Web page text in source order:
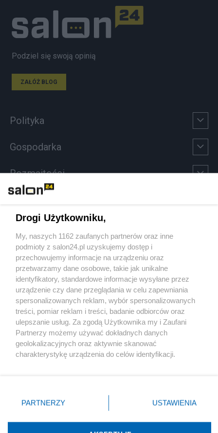
Podziel się swoją opinią
ZAŁÓŻ BLOG
Polityka
Gospodarka
Rozmaitości
Sport
Społeczeństwo
Kultura
X Facebook Instagram Youtube
Drogi Użytkowniku,
My, naszych 1162 zaufanych partnerów oraz inne
podmioty z salon24.pl uzyskujemy dostęp i
przechowujemy informacje na urządzeniu oraz
przetwarzamy dane osobowe, takie jak unikalne
identyfikatory, standardowe informacje wysyłane przez
urządzenie czy dane przeglądania w celu zapewniania
spersonalizowanych reklam, wybór spersonalizowanych
treści, pomiar reklam i treści, badanie odbiorców oraz
ulepszanie usług. Za zgodą Użytkownika my i Zaufani
Partnerzy możemy używać dokładnych danych
geolokalizacyjnych oraz aktywnie skanować
charakterystykę urządzenia do celów identyfikacji.
zmienić/wycofać klikając przycisk ustawień prywatności
znajdujący się w lewym dolnym rogu strony
rodzaje przetwarzania danych nie wymagają zgody
użytkownika, ale masz prawo sprzeciwić się takiemu
PARTNERZY USTAWIENIA